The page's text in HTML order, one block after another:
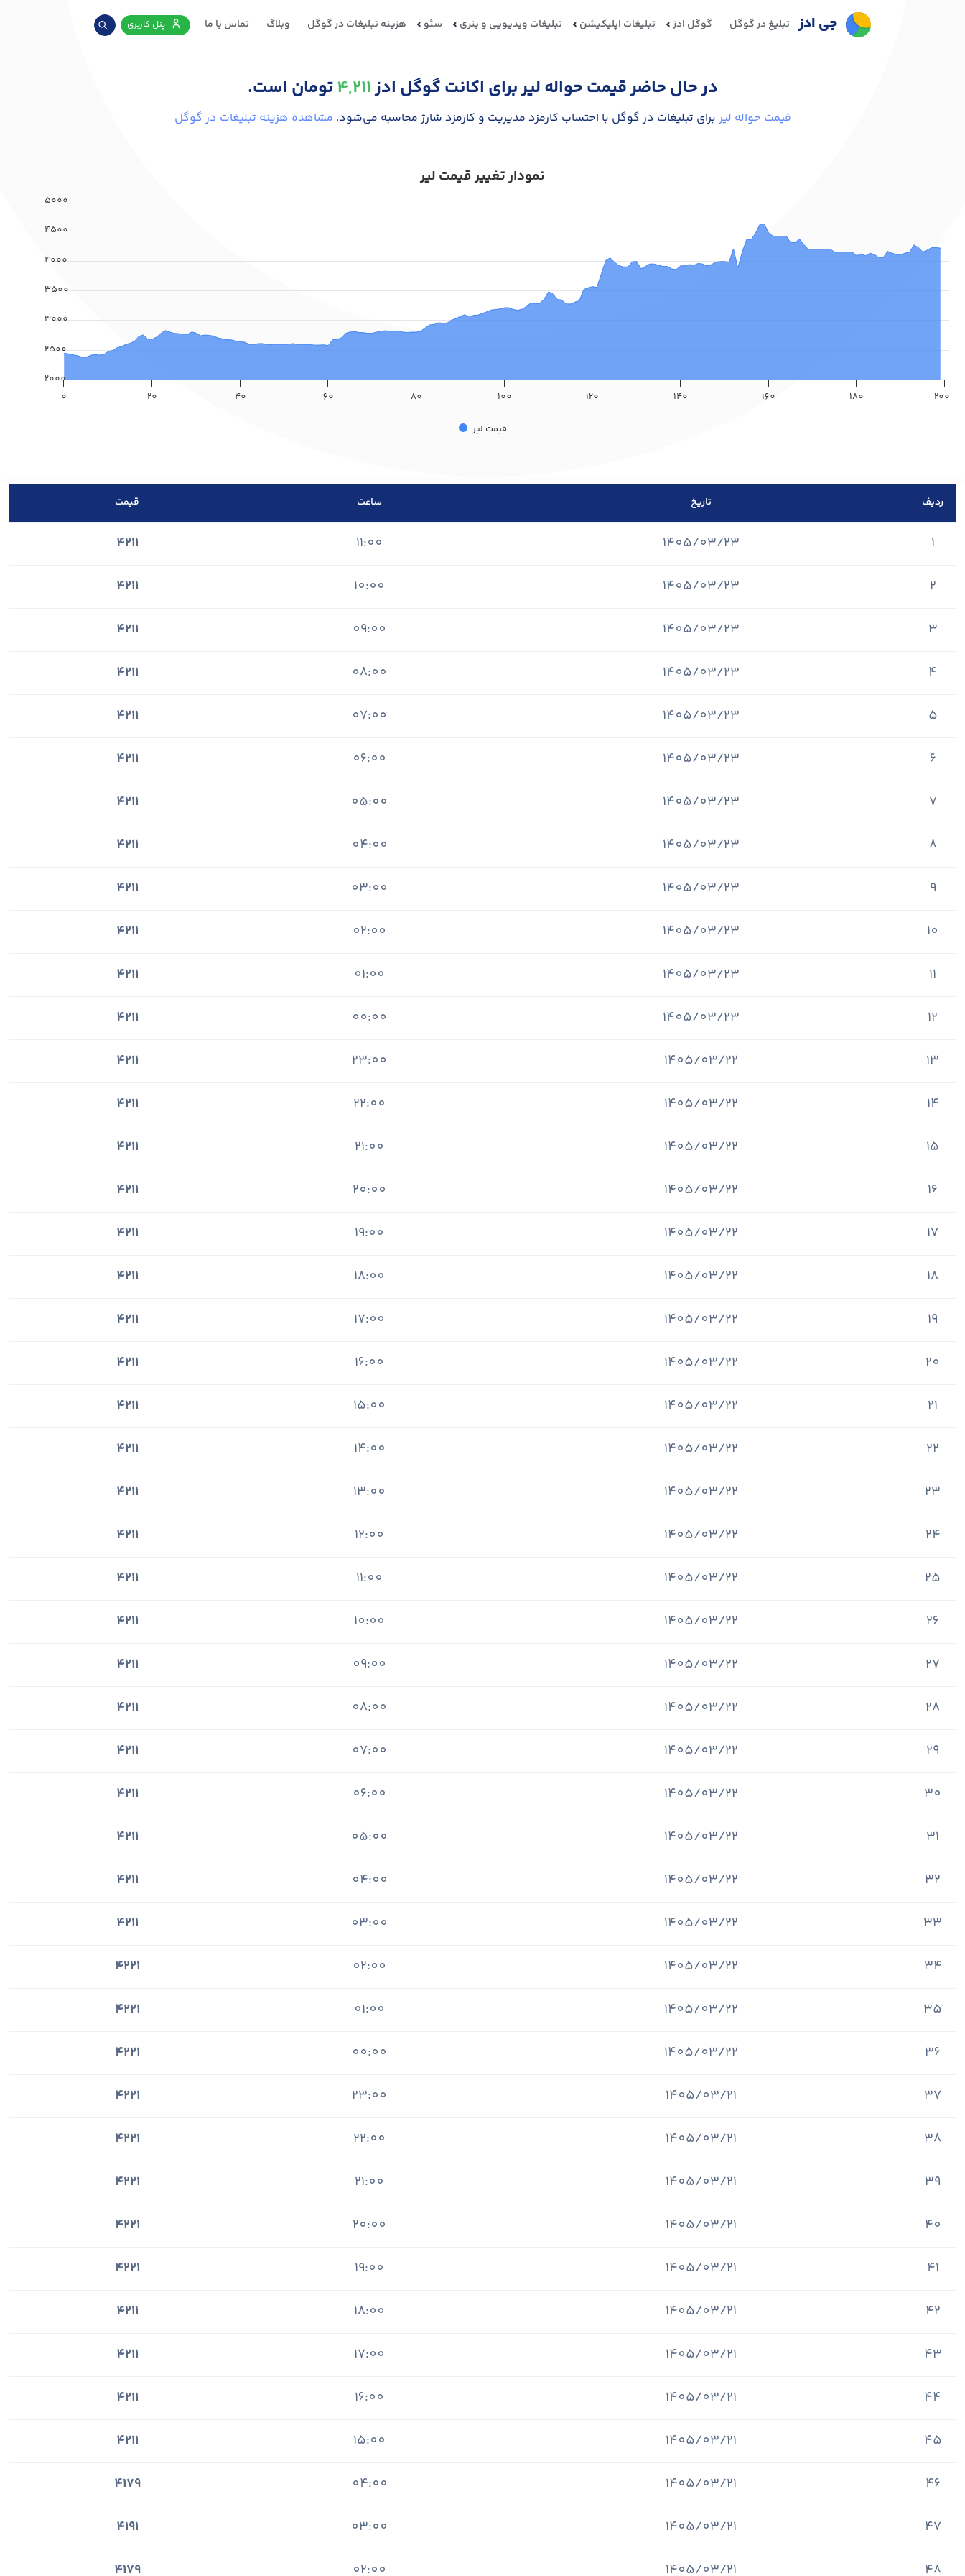
جی ادز تبلیغ در گوگل گوگل ادز تبلیغات اپلیکیشن تبلیغات ویدیویی و بنری سئو هزینه تبلیغات در گوگل وبلاگ تماس با ما پنل کاربری
در حال حاضر قیمت حواله لیر برای اکانت گوگل ادز4,211تومان است.
قیمت حواله لیر برای تبلیغات در گوگل با احتساب کارمزد مدیریت و کارمزد شارژ محاسبه می‌شود. مشاهده هزینه تبلیغات در گوگل
نمودار تغییر قیمت ‌لیر
قیمت ‌لیر
0 20 40 60 80 100 120 140 160 180 200
2000
2500
3000
3500
4000
4500
5000
ردیف تاریخ ساعت قیمت
1
1405/03/23
11:00
4211
2
1405/03/23
10:00
4211
3
1405/03/23
09:00
4211
4
1405/03/23
08:00
4211
5
1405/03/23
07:00
4211
6
1405/03/23
06:00
4211
7
1405/03/23
05:00
4211
8
1405/03/23
04:00
4211
9
1405/03/23
03:00
4211
10
1405/03/23
02:00
4211
11
1405/03/23
01:00
4211
12
1405/03/23
00:00
4211
13
1405/03/22
23:00
4211
14
1405/03/22
22:00
4211
15
1405/03/22
21:00
4211
16
1405/03/22
20:00
4211
17
1405/03/22
19:00
4211
18
1405/03/22
18:00
4211
19
1405/03/22
17:00
4211
20
1405/03/22
16:00
4211
21
1405/03/22
15:00
4211
22
1405/03/22
14:00
4211
23
1405/03/22
13:00
4211
24
1405/03/22
12:00
4211
25
1405/03/22
11:00
4211
26
1405/03/22
10:00
4211
27
1405/03/22
09:00
4211
28
1405/03/22
08:00
4211
29
1405/03/22
07:00
4211
30
1405/03/22
06:00
4211
31
1405/03/22
05:00
4211
32
1405/03/22
04:00
4211
33
1405/03/22
03:00
4211
34
1405/03/22
02:00
4221
35
1405/03/22
01:00
4221
36
1405/03/22
00:00
4221
37
1405/03/21
23:00
4221
38
1405/03/21
22:00
4221
39
1405/03/21
21:00
4221
40
1405/03/21
20:00
4221
41
1405/03/21
19:00
4221
42
1405/03/21
18:00
4211
43
1405/03/21
17:00
4211
44
1405/03/21
16:00
4211
45
1405/03/21
15:00
4211
46
1405/03/21
04:00
4179
47
1405/03/21
03:00
4191
48
1405/03/21
02:00
4179